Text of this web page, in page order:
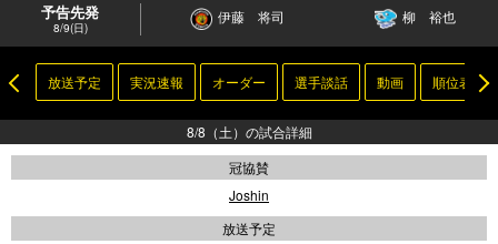
予告先発
8/9(日)
伊藤 将司 柳 裕也
放送予定 実況速報 オーダー 選手談話 動画 順位表
8/8（土）の試合詳細
冠協賛
Joshin
放送予定